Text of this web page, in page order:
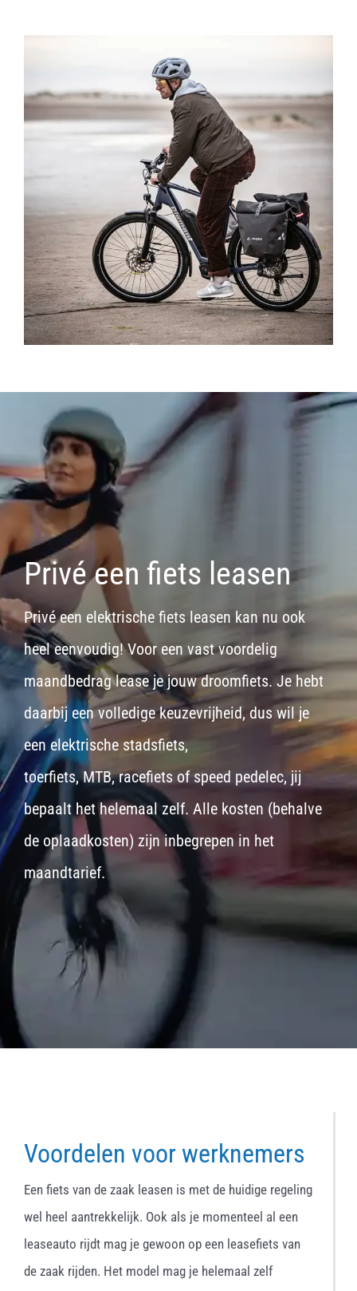
Privé een fiets leasen
Privé een elektrische fiets leasen kan nu ook
heel eenvoudig! Voor een vast voordelig
maandbedrag lease je jouw droomfiets. Je hebt
daarbij een volledige keuzevrijheid, dus wil je
eenelektrische stadsfiets,
toerfiets,MTB,racefietsof speed pedelec, jij
bepaalt het helemaal zelf. Alle kosten (behalve
de oplaadkosten) zijn inbegrepen in het
maandtarief.
Voordelen voor werknemers
Een fiets van de zaak leasen is met de huidige regeling
wel heel aantrekkelijk. Ook als je momenteel al een
leaseauto rijdt mag je gewoon op een leasefiets van
de zaak rijden. Het model mag je helemaal zelf